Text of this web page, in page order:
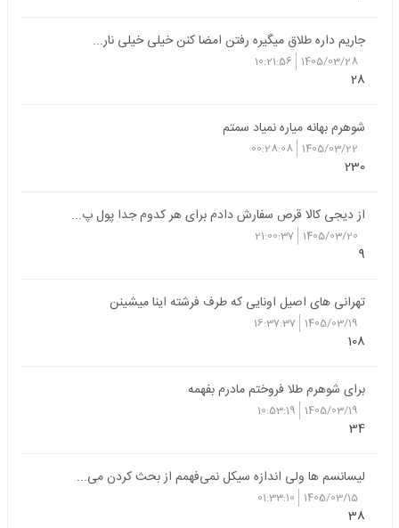
جاریم داره طلاق میگیره رفتن امضا کنن خیلی خیلی نار...
1405/03/28
10:21:56
28
شوهرم بهانه میاره نمیاد سمتم
1405/03/22
00:28:08
230
از دیجی کالا قرص سفارش دادم برای هر کدوم جدا پول پ...
1405/03/20
21:00:37
9
تهرانی های اصیل اونایی که طرف فرشته اینا میشینن
1405/03/19
16:37:37
108
برای شوهرم طلا فروختم مادرم بفهمه
1405/03/19
10:53:19
34
لیسانسم ها ولی اندازه سیکل نمی‌فهمم از بحث کردن می...
1405/03/15
01:33:10
38